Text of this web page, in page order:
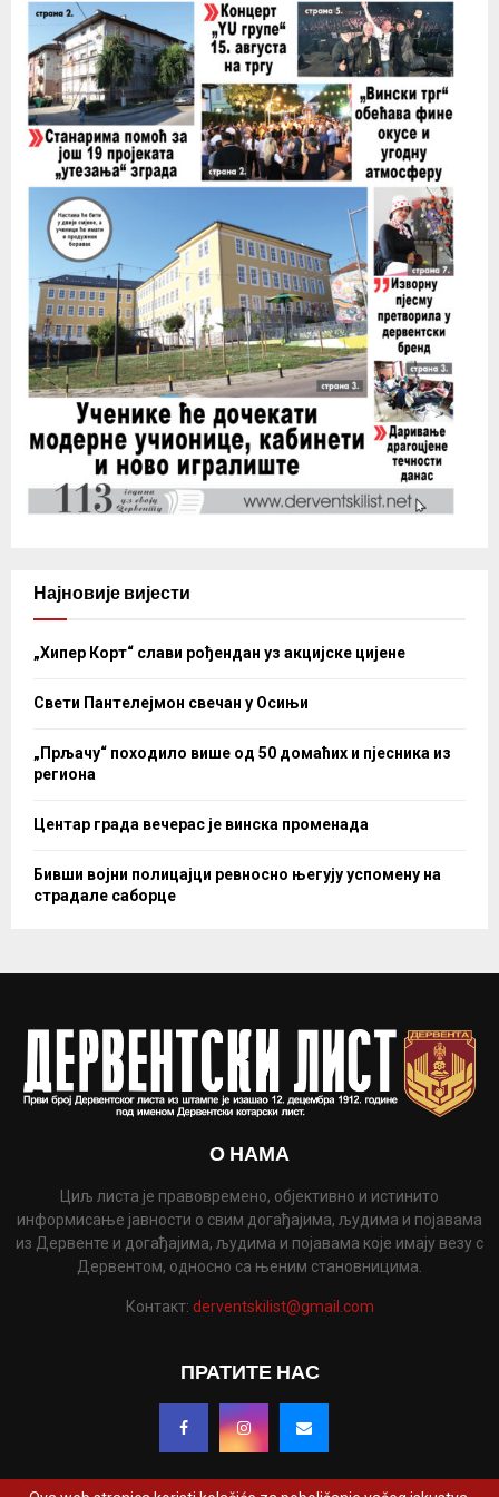
Најновије вијести
„Хипер Корт“ слави рођендан уз акцијске цијене
Свети Пантелејмон свечан у Осињи
„Прљачу“ походило више од 50 домаћих и пјесника из
региона
Центар града вечерас је винска променада
Бивши војни полицајци ревносно његују успомену на
страдале саборце
О НАМА
Циљ листа је правовремено, објективно и истинито
информисање јавности о свим догађајима, људима и појавама
из Дервенте и догађајима, људима и појавама које имају везу с
Дервентом, односно са њеним становницима.
Контакт: derventskilist@gmail.com
ПРАТИТЕ НАС